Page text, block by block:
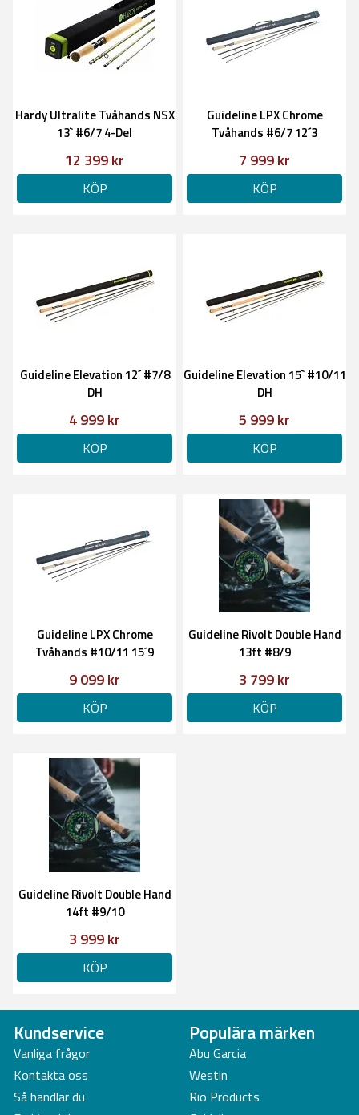
Hardy Ultralite Tvåhands NSX
13` #6/7 4-Del
12 399 kr
KÖP
Guideline LPX Chrome
Tvåhands #6/7 12´3
7 999 kr
KÖP
Guideline Elevation 12´ #7/8
DH
4 999 kr
KÖP
Guideline Elevation 15` #10/11
DH
5 999 kr
KÖP
Guideline LPX Chrome
Tvåhands #10/11 15´9
9 099 kr
KÖP
Guideline Rivolt Double Hand
13ft #8/9
3 799 kr
KÖP
Guideline Rivolt Double Hand
14ft #9/10
3 999 kr
KÖP
Kundservice
Vanliga frågor
Kontakta oss
Så handlar du
Populära märken
Abu Garcia
Westin
Rio Products